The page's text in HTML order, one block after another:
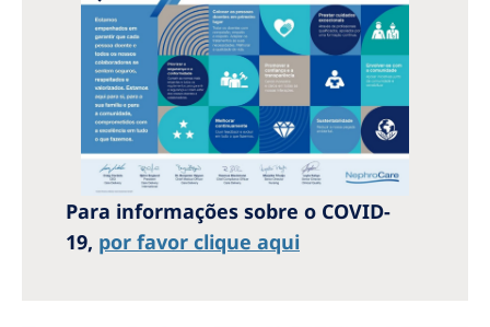
Asia Pacific
Australia
Philippines
North America
United States of America
Para informações sobre o COVID-
19, por favor clique aqui